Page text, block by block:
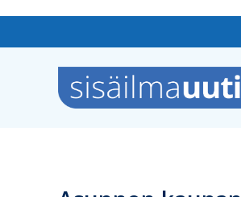
sisältöön